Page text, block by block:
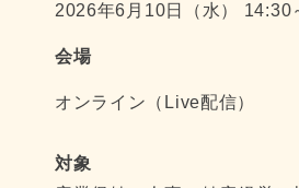
2026年6月10日（水） 14:30
会場
オンライン（Live配信）
対象